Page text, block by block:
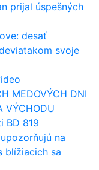
prijal úspešných
desať
svoje
MEDOVÝCH DNI
VÝCHODU
BD 819
na
blížiacich sa